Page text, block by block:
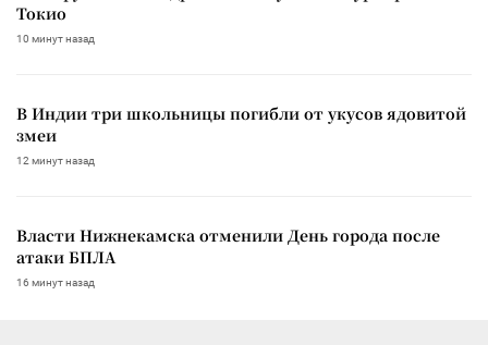
Токио
10 минут назад
В Индии три школьницы погибли от укусов ядовитой
змеи
12 минут назад
Власти Нижнекамска отменили День города после
атаки БПЛА
16 минут назад